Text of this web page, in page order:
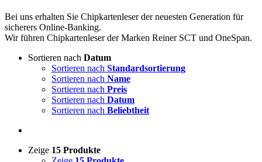
Bei uns erhalten Sie Chipkartenleser der neuesten Generation für
sicherers Online-Banking.
Wir führen Chipkartenleser der Marken Reiner SCT und OneSpan.
Sortieren nach Datum
Sortieren nach Standardsortierung
Sortieren nach Name
Sortieren nach Preis
Sortieren nach Datum
Sortieren nach Beliebtheit
Zeige 15 Produkte